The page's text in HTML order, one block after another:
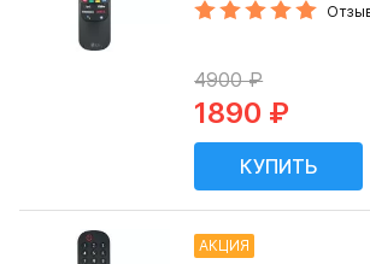
4900 ₽
1890 ₽
АКЦИЯ